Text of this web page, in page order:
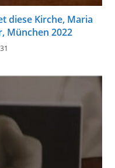
diese Kirche, Maria
München 2022